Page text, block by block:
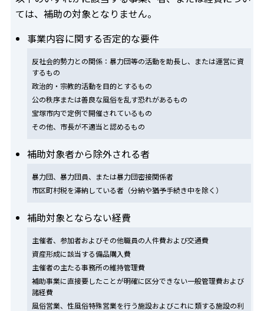
ては、補助の対象となりません。
事業内容に関する否定的な要件
反社会的勢力との関係：暴力団等の活動を助長し、または運営に資
するもの
政治的・宗教的活動を目的とするもの
公の秩序または善良な風俗を乱す恐れがあるもの
宝塚市内で定例で開催されているもの
その他、市長が不適当と認めるもの
補助対象者から除外される者
暴力団、暴力団員、または暴力団密接関係者
市区町村税を滞納している者（分納や猶予手続き中を除く）
補助対象とならない経費
主催者、参加者およびその他職員の人件費および交通費
資産形成に該当する備品購入費
主催者の主たる事務所の維持管理費
補助事業に直接要したことが明確に区分できない一般管理費および
諸経費
風俗営業、性風俗特殊営業を行う施設およびこれに類する施設の利